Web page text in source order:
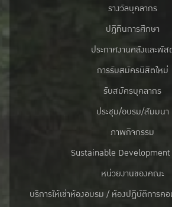
รางวัลบุคลากร
ปฎิทินการศึกษา
ประกาศงานคลังและพัส
การรับสมัครนิสิตใหม่
รับสมัครบุคลากร
ประชุม/อบรม/สัมมนา
ภาพกิจกรรม
Sustainable Development
หน่วยงานของคณะ
บริการให้เช่าห้องอบรม / ห้องปฏิบัติการค